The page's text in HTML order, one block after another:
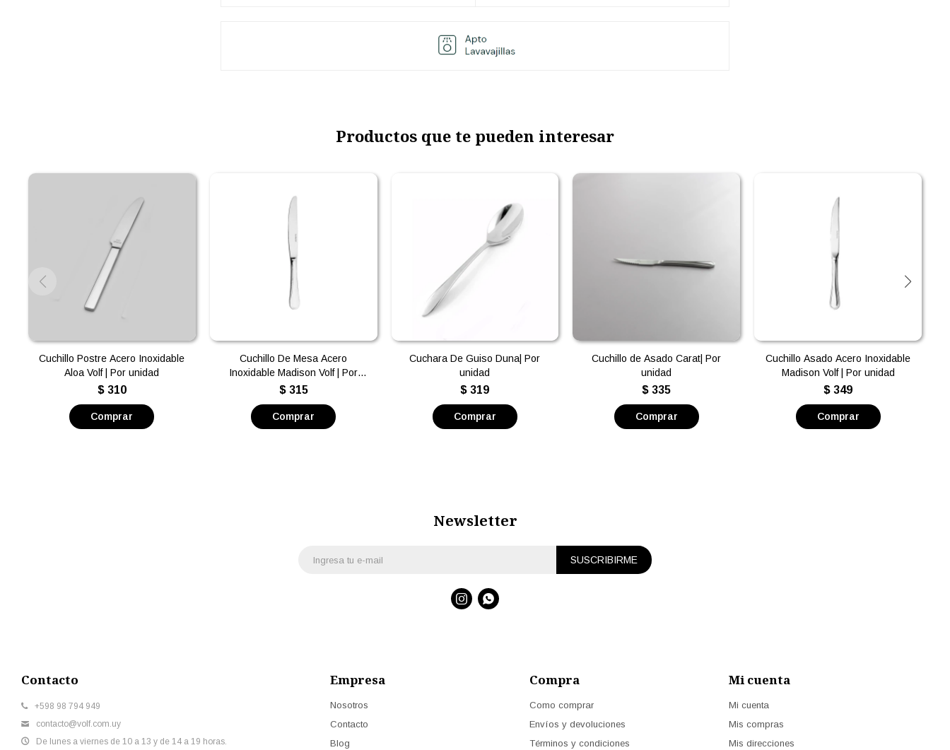
Productos que te pueden interesar
Cuchillo Postre Acero Inoxidable
Aloa Volf | Por unidad
$ 310
Cuchillo De Mesa Acero
Inoxidable Madison Volf | Por
unidad
$ 315
Cuchara De Guiso Duna| Por
unidad
$ 319
Cuchillo de Asado Carat| Por
unidad
$ 335
Cuchillo Asado Acero Inoxidable
Madison Volf | Por unidad
$ 349
Contacto
+598 98 794 949
contacto@volf.com.uy
De lunes a viernes de 10 a 13 y de 14 a 19 horas.
Empresa
Nosotros
Contacto
Blog
Compra
Como comprar
Envíos y devoluciones
Términos y condiciones
Mi cuenta
Mi cuenta
Mis compras
Mis direcciones
Newsletter
SUSCRIBIRME
 